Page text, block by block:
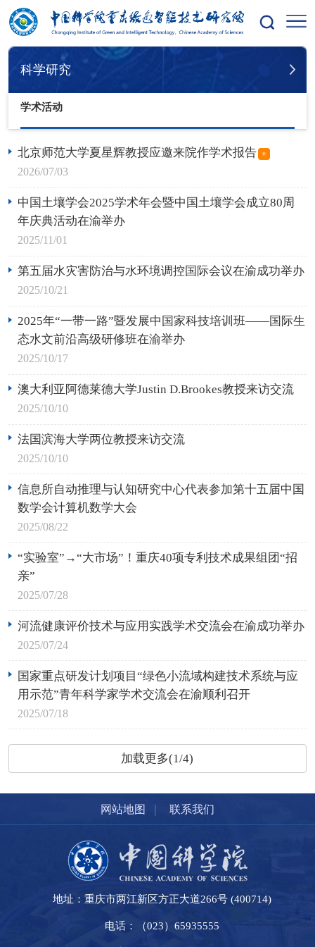
您的位置：首页 科学研究 学术活动
科学研究
学术活动
北京师范大学夏星辉教授应邀来院作学术报告 新
2026/07/03
中国土壤学会2025学术年会暨中国土壤学会成立80周
年庆典活动在渝举办
2025/11/01
第五届水灾害防治与水环境调控国际会议在渝成功举办
2025/10/21
2025年“一带一路”暨发展中国家科技培训班——国际生
态水文前沿高级研修班在渝举办
2025/10/17
澳大利亚阿德莱德大学Justin D.Brookes教授来访交流
2025/10/10
法国滨海大学两位教授来访交流
2025/10/10
信息所自动推理与认知研究中心代表参加第十五届中国
数学会计算机数学大会
2025/08/22
“实验室”→“大市场”！重庆40项专利技术成果组团“招
亲”
2025/07/28
河流健康评价技术与应用实践学术交流会在渝成功举办
2025/07/24
国家重点研发计划项目“绿色小流域构建技术系统与应
用示范”青年科学家学术交流会在渝顺利召开
2025/07/18
加载更多(1/4)
网站地图 | 联系我们
地址：重庆市两江新区方正大道266号 (400714)
电话：（023）65935555